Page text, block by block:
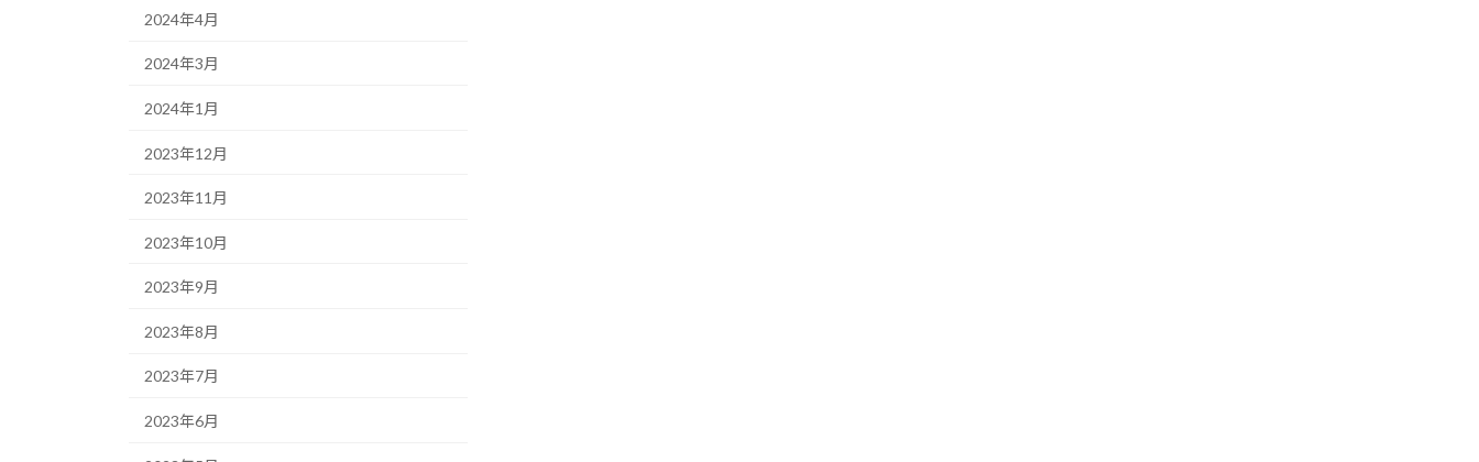
2024年4月
2024年3月
2024年1月
2023年12月
2023年11月
2023年10月
2023年9月
2023年8月
2023年7月
2023年6月